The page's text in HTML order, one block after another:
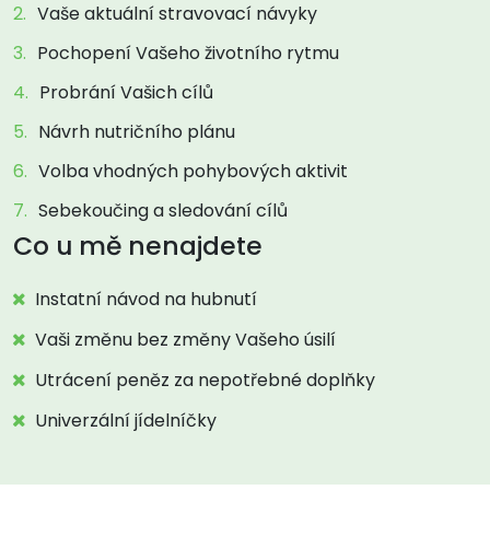
Vaše aktuální stravovací návyky
Pochopení Vašeho životního rytmu
Probrání Vašich cílů
Návrh nutričního plánu
Volba vhodných pohybových aktivit
Sebekoučing a sledování cílů
Co u mě nenajdete
Instatní návod na hubnutí
Vaši změnu bez změny Vašeho úsilí
Utrácení peněz za nepotřebné doplňky
Univerzální jídelníčky